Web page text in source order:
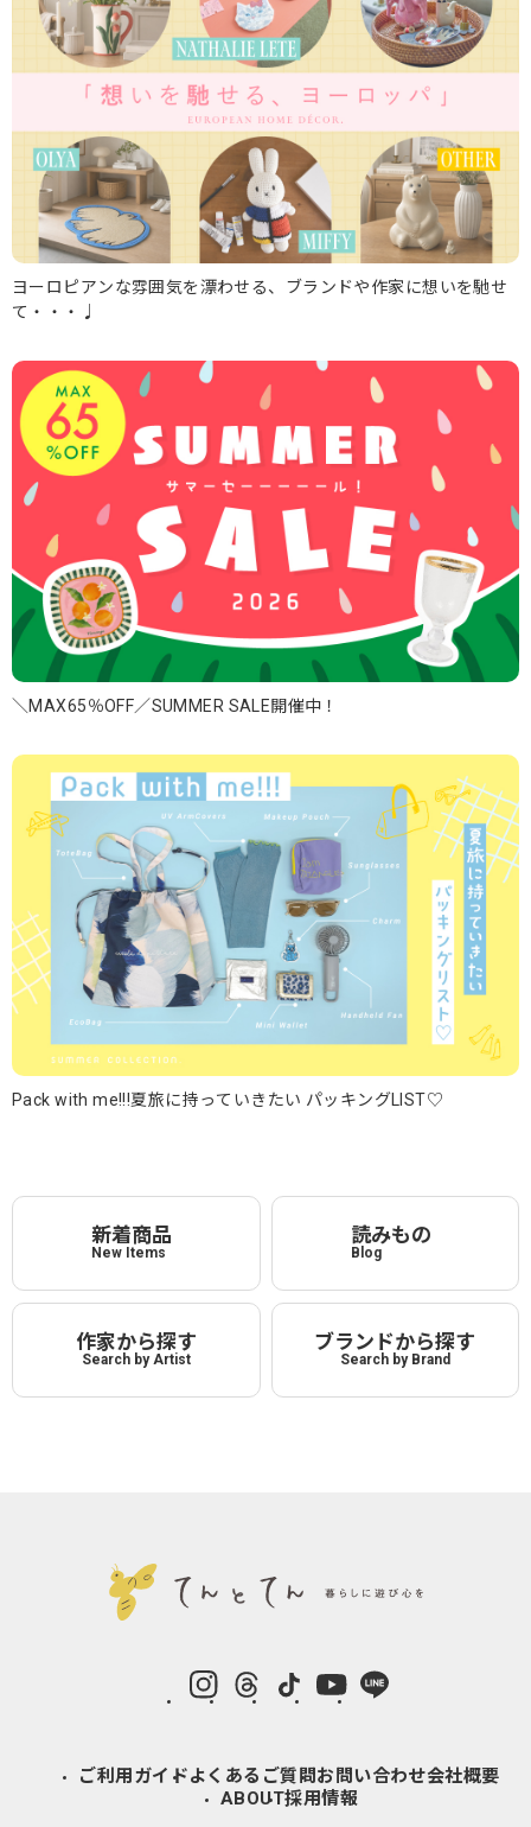
ヨーロピアンな雰囲気を漂わせる、ブランドや作家に想いを馳せ
て・・・♩
＼MAX65％OFF／SUMMER SALE開催中！
Pack with me!!!夏旅に持っていきたい パッキングLIST♡
新着商品
New Items
読みもの
Blog
作家から探す
Search by Artist
ブランドから探す
Search by Brand
instagramThreads TikTok LINE
ご利用ガイドよくあるご質問 お問い合わせ会社概要
ABOUT採用情報